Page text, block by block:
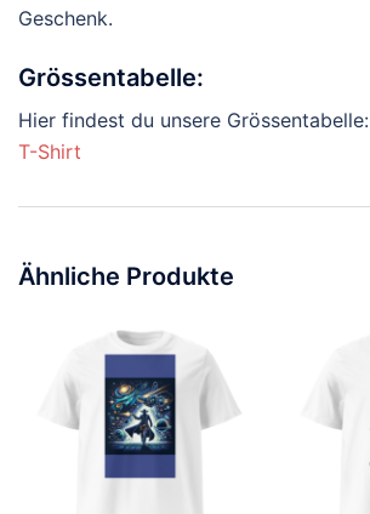
Geschenk.
Grössentabelle:
Hier findest du unsere Grössentabelle:
T-Shirt
Ähnliche Produkte